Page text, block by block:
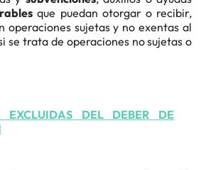
que puedan otorgar o recibir,
operaciones sujetas y no exentas al
se trata de operaciones no sujetas o
EXCLUIDAS DEL DEBER DE